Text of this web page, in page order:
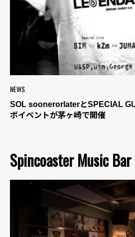
NEWS
SOL soonerorlaterとSPECIAL
ボイベントが茅ヶ崎で開催
Spincoaster Music